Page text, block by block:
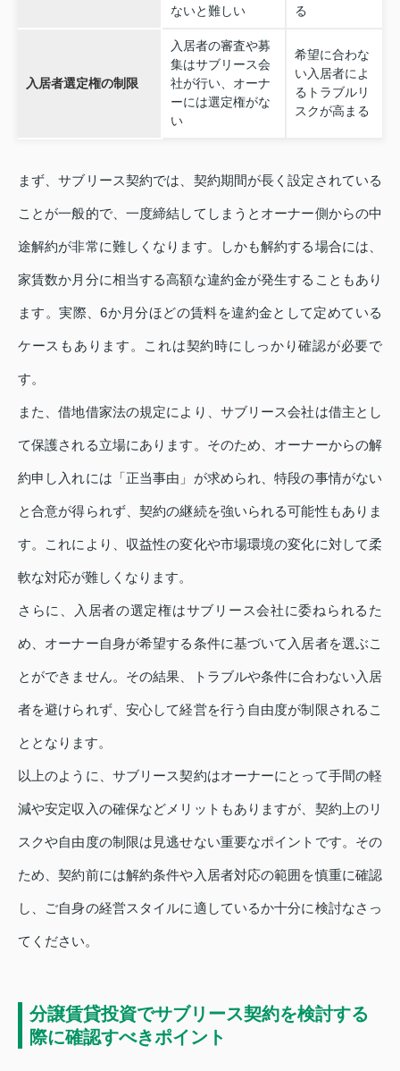
ないと難しい
る
入居者選定権の制限
入居者の審査や募
集はサブリース会
社が行い、オーナ
ーには選定権がな
い
希望に合わな
い入居者によ
るトラブルリ
スクが高まる
まず、サブリース契約では、契約期間が長く設定されている
ことが一般的で、一度締結してしまうとオーナー側からの中
途解約が非常に難しくなります。しかも解約する場合には、
家賃数か月分に相当する高額な違約金が発生することもあり
ます。実際、6か月分ほどの賃料を違約金として定めている
ケースもあります。これは契約時にしっかり確認が必要で
す。
また、借地借家法の規定により、サブリース会社は借主とし
て保護される立場にあります。そのため、オーナーからの解
約申し入れには「正当事由」が求められ、特段の事情がない
と合意が得られず、契約の継続を強いられる可能性もありま
す。これにより、収益性の変化や市場環境の変化に対して柔
軟な対応が難しくなります。
さらに、入居者の選定権はサブリース会社に委ねられるた
め、オーナー自身が希望する条件に基づいて入居者を選ぶこ
とができません。その結果、トラブルや条件に合わない入居
者を避けられず、安心して経営を行う自由度が制限されるこ
ととなります。
以上のように、サブリース契約はオーナーにとって手間の軽
減や安定収入の確保などメリットもありますが、契約上のリ
スクや自由度の制限は見逃せない重要なポイントです。その
ため、契約前には解約条件や入居者対応の範囲を慎重に確認
し、ご自身の経営スタイルに適しているか十分に検討なさっ
てください。
分譲賃貸投資でサブリース契約を検討する
際に確認すべきポイント